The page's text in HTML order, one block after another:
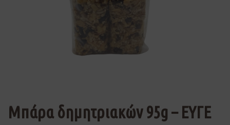
Μπάρα δημητριακών 95g – ΕΥΓΕ